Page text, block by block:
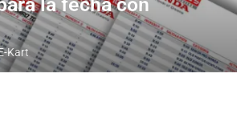
la fecha con
Kart